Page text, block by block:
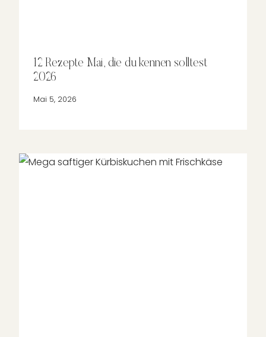
12 Rezepte Mai, die du kennen solltest
2026
Mai 5, 2026